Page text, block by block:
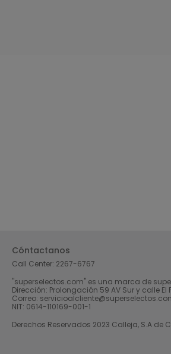
Cóntactanos
Call Center: 2267-6767
"superselectos.com" es una marca de
Dirección: Prolongación 59 AV Sur y calle El
Correo:
NIT: 0614-110169-001-1
Derechos Reservados 2023 Calleja, S.A de